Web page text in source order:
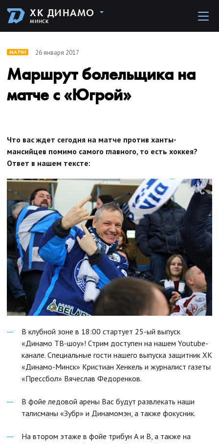
ХК ДИНАМО
МИНСК
МАТЧИ 26 января 2017
Маршрут болельщика на
матче с «Югрой»
Что вас ждет сегодня на матче против ханты-
мансийцев помимо самого главного, то есть хоккея?
Ответ в нашем тексте:
В клубной зоне в 18:00 стартует 25-ый выпуск
«Динамо ТВ-шоу»! Стрим доступен на нашем Youtube-
канале. Специальные гости нашего выпуска защитник ХК
«Динамо-Минск» Кристиан Хенкель и журналист газеты
«Прессбол» Вячеслав Федоренков.
В фойе ледовой арены Вас будут развлекать наши
талисманы «Зубр» и Динамомэн, а также фокусник.
На втором этаже в фойе трибун А и В, а также на